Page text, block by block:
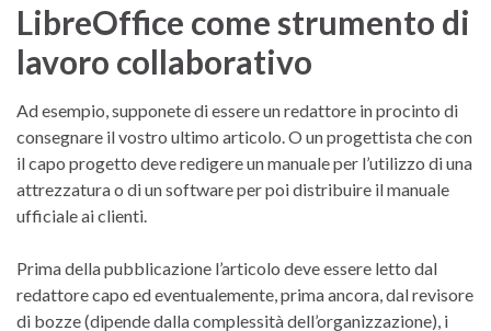
LibreOffice come strumento di
lavoro collaborativo
Ad esempio, supponete di essere un redattore in procinto di
consegnare il vostro ultimo articolo. O un progettista che con
il capo progetto deve redigere un manuale per l’utilizzo di una
attrezzatura o di un software per poi distribuire il manuale
ufficiale ai clienti.
Prima della pubblicazione l’articolo deve essere letto dal
redattore capo ed eventualemente, prima ancora, dal revisore
di bozze (dipende dalla complessità dell’organizzazione), i